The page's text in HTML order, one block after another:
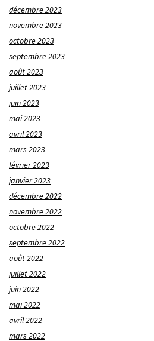
décembre 2023
novembre 2023
octobre 2023
septembre 2023
août 2023
juillet 2023
juin 2023
mai 2023
avril 2023
mars 2023
février 2023
janvier 2023
décembre 2022
novembre 2022
octobre 2022
septembre 2022
août 2022
juillet 2022
juin 2022
mai 2022
avril 2022
mars 2022